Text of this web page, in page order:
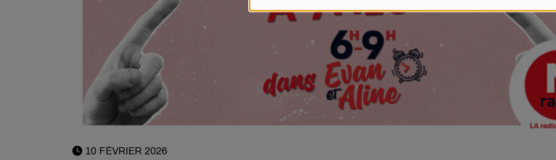
10 FÉVRIER 2026